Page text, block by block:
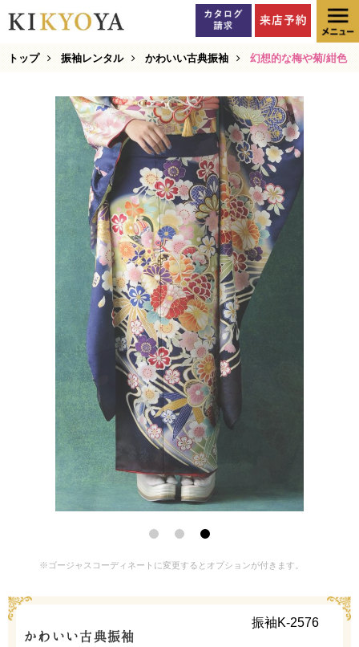
トップ 振袖レンタル かわいい古典振袖 幻想的な梅や菊/紺色
※ゴージャスコーディネートに変更するとオプションが付きます。
振袖K-2576
かわいい古典振袖